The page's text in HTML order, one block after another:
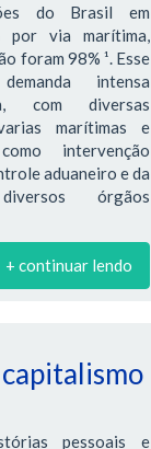
do Brasil em
por via marítima,
foram 98% ¹. Esse
intensa
com diversas
marítimas e
intervenção
aduaneiro e da
órgãos
+ continuar lendo
pessoais e